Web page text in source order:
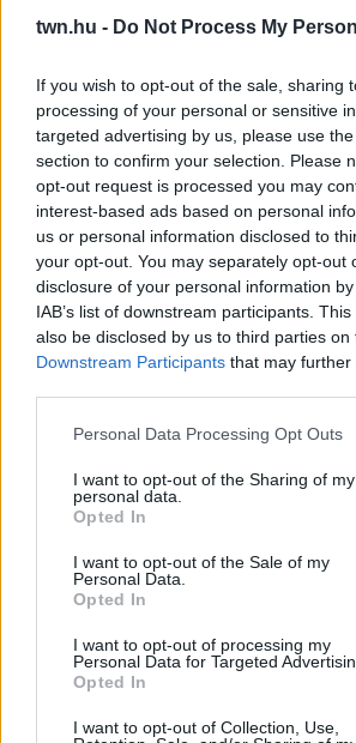
twn.hu - Do Not Process My
If you wish to opt-out of the sale, sharing
processing of your personal or sensitive
targeted advertising by us, please use
section to confirm your selection. Please
opt-out request is processed you may
interest-based ads based on personal
us or personal information disclosed to
your opt-out. You may separately opt-out
disclosure of your personal information
IAB’s list of downstream participants.
also be disclosed by us to third parties on
Downstream Participants that may
Please note that this website/app uses
not limited to your visit or usage
grant or deny consent to Google and its
use your data for below specified
consent section.
Personal Data Processing Opt Outs
I want to opt-out of the Sharing of my
personal data.
Opted In
I want to opt-out of the Sale of my
Personal Data.
Opted In
I want to opt-out of processing my
Personal Data for Targeted
Opted In
I want to opt-out of Collection, Use,
EMIATT CSÖKKENHET A HATÁSUK
Érdemes odafigyelni rá
08. 01.
EGYRE TÖBB FIATALNÁL
VITAMINHIÁNY – ILYEN JELEKRE
Erre figyelj!
07. 31.
NEM A CITROMSAV, AZ ECET
SZÓDABIKARBÓNA A LEGERŐSEBB: EZT
SZÁLLODÁKBAN A VÍZKŐ ELLEN
Ez a szer tényleg eltünteti a vízkövet
07. 31.
HAGYD A SÓT: EGY CSIPET
24 óra